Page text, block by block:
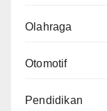
Olahraga
Otomotif
Pendidikan